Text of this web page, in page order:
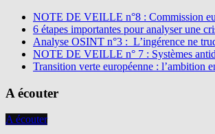
NOTE DE VEILLE n°8 : Commission
6 étapes importantes pour analyser une
Analyse OSINT n°3 : L’ingérence ne
NOTE DE VEILLE n° 7 : Systèmes
Transition verte européenne : l’ambition
A écouter
A écouter